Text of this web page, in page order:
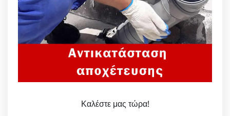
Καλέστε μας τώρα!